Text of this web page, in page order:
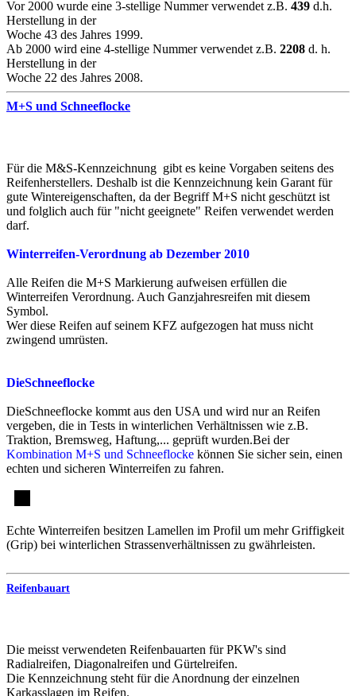
Vor 2000 wurde eine 3-stellige Nummer verwendet z.B. 439 d.h.
Herstellung in der
Woche 43 des Jahres 1999.
Ab 2000 wird eine 4-stellige Nummer verwendet z.B. 2208 d. h.
Herstellung in der
Woche 22 des Jahres 2008.
M+S und Schneeflocke
Für die M&S-Kennzeichnung gibt es keine Vorgaben seitens des
Reifenherstellers. Deshalb ist die Kennzeichnung kein Garant für
gute Wintereigenschaften, da der Begriff M+S nicht geschützt ist
und folglich auch für "nicht geeignete" Reifen verwendet werden
darf.
Winterreifen-Verordnung ab Dezember 2010
Alle Reifen die M+S Markierung aufweisen erfüllen die
Winterreifen Verordnung. Auch Ganzjahresreifen mit diesem
Symbol.
Wer diese Reifen auf seinem KFZ aufgezogen hat muss nicht
zwingend umrüsten.
DieSchneeflocke
DieSchneeflocke kommt aus den USA und wird nur an Reifen
vergeben, die in Tests in winterlichen Verhältnissen wie z.B.
Traktion, Bremsweg, Haftung,... geprüft wurden.Bei der
Kombination M+S und Schneeflocke können Sie sicher sein, einen
echten und sicheren Winterreifen zu fahren.
Echte Winterreifen besitzen Lamellen im Profil um mehr Griffigkeit
(Grip) bei winterlichen Strassenverhältnissen zu gwährleisten.
Reifenbauart
Die meisst verwendeten Reifenbauarten für PKW's sind
Radialreifen, Diagonalreifen und Gürtelreifen.
Die Kennzeichnung steht für die Anordnung der einzelnen
Karkasslagen im Reifen.